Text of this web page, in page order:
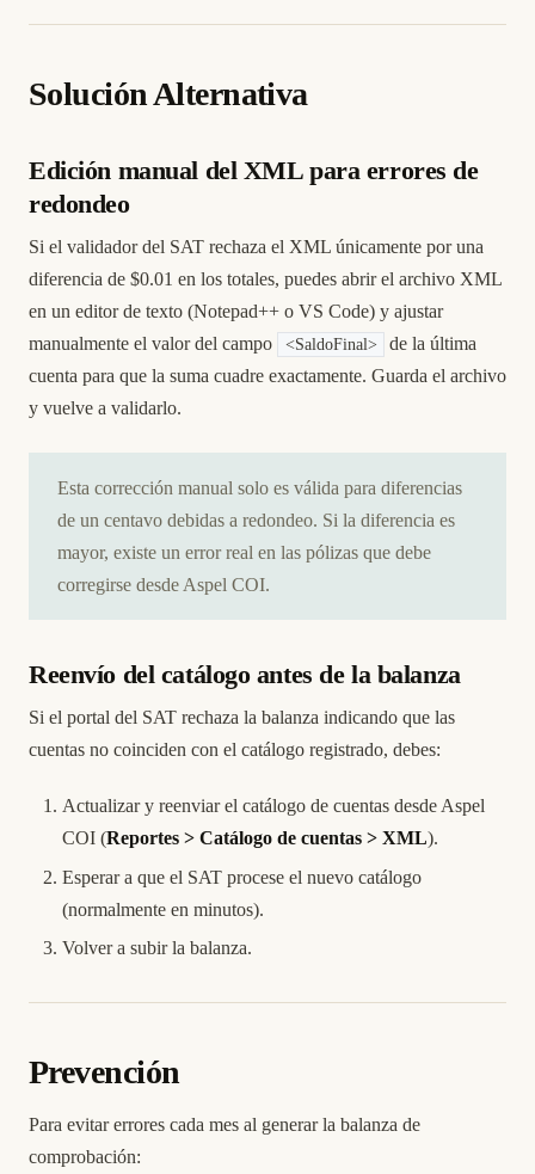
Solución Alternativa
Edición manual del XML para errores de
redondeo
Si el validador del SAT rechaza el XML únicamente por una
diferencia de $0.01 en los totales, puedes abrir el archivo XML
en un editor de texto (Notepad++ o VS Code) y ajustar
manualmente el valor del campo
<SaldoFinal>
de la última
cuenta para que la suma cuadre exactamente. Guarda el archivo
y vuelve a validarlo.
Esta corrección manual solo es válida para diferencias
de un centavo debidas a redondeo. Si la diferencia es
mayor, existe un error real en las pólizas que debe
corregirse desde Aspel COI.
Reenvío del catálogo antes de la balanza
Si el portal del SAT rechaza la balanza indicando que las
cuentas no coinciden con el catálogo registrado, debes:
Actualizar y reenviar el catálogo de cuentas desde Aspel
COI (Reportes > Catálogo de cuentas > XML).
Esperar a que el SAT procese el nuevo catálogo
(normalmente en minutos).
Volver a subir la balanza.
Prevención
Para evitar errores cada mes al generar la balanza de
comprobación: